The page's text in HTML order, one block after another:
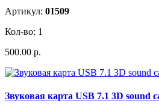
Артикул: 01509
Кол-во: 1
500.00 р.
Звуковая карта USB 7.1 3D sound